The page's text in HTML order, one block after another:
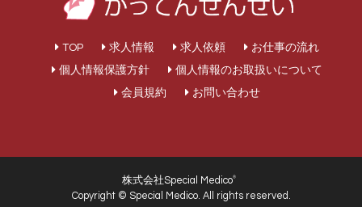
TOP 求人情報 求人依頼
お仕事の流れ
個人情報保護方針
個人情報のお取扱いについて
会員規約
お問い合わせ
株式会社Special Medico®
Copyright © Special Medico. All rights reserved.